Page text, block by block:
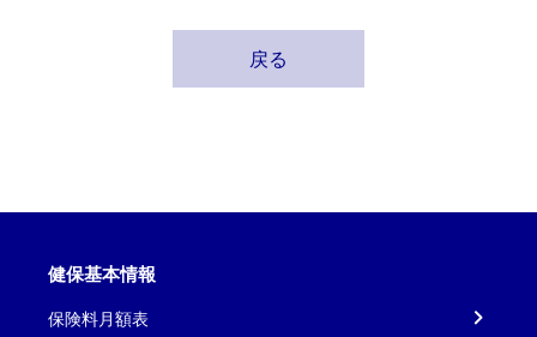
戻る
健保基本情報
保険料月額表